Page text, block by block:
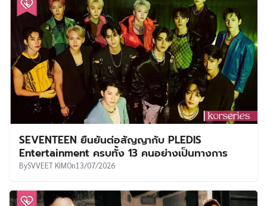
SEVENTEEN ยืนยันต่อสัญญากับ PLEDIS
Entertainment ครบทั้ง 13 คนอย่างเป็นทางการ
BySVVEET KIMOn13/07/2026